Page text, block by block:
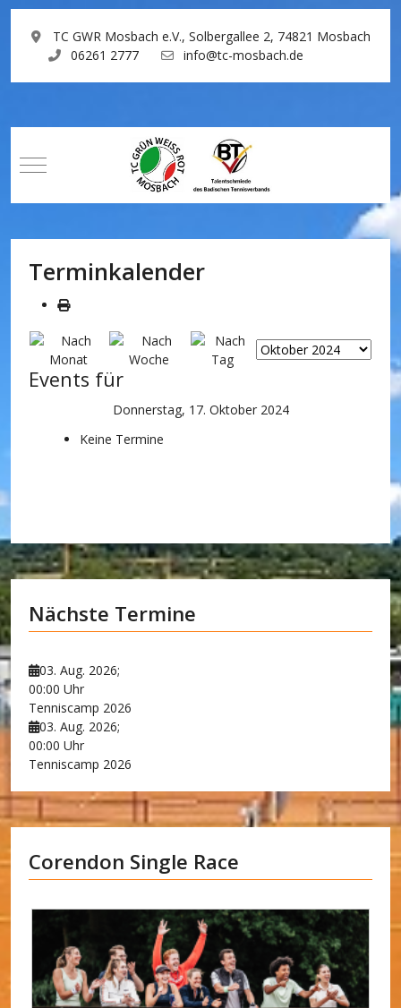
TC GWR Mosbach e.V., Solbergallee 2, 74821 Mosbach
06261 2777
info@tc-mosbach.de
Mobile Menu Toggle
Terminkalender
Events für
Donnerstag, 17. Oktober 2024
Keine Termine
Nächste Termine
03. Aug. 2026;
00:00 Uhr
Tenniscamp 2026
03. Aug. 2026;
00:00 Uhr
Tenniscamp 2026
Corendon Single Race